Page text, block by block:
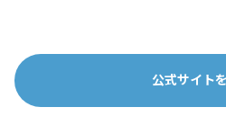
公式サイト